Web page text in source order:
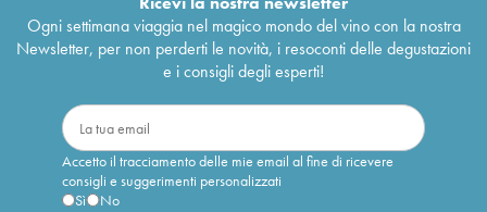
Ogni settimana viaggia nel magico mondo del vino con la nostra
Newsletter, per non perderti le novità, i resoconti delle degustazioni
e i consigli degli esperti!
Accetto il tracciamento delle mie email al fine di ricevere
consigli e suggerimenti personalizzati
Sì
No